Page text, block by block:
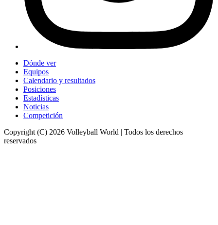
Dónde ver
Equipos
Calendario y resultados
Posiciones
Estadísticas
Noticias
Competición
Copyright (C) 2026 Volleyball World | Todos los derechos
reservados